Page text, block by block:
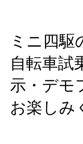
ミニ四駆
自転車試
示・デモ
お楽しみ